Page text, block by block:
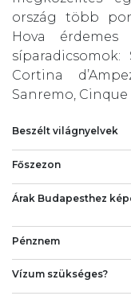
ország több
Hova érdemes
síparadicsomok:
Cortina
Sanremo, Cinque
Beszélt világnyelvek
Főszezon
Árak Budapesthez
Pénznem
Vízum szükséges?